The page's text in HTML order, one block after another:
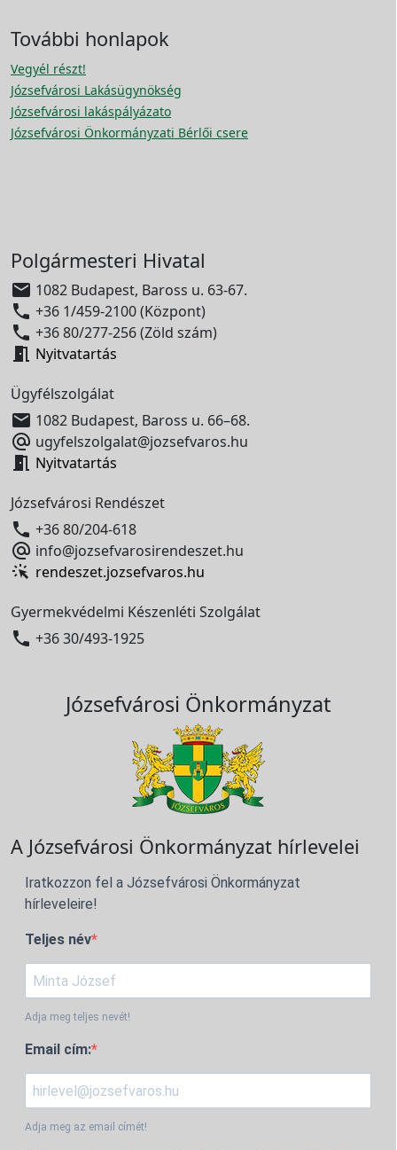
További honlapok
Vegyél részt!
Józsefvárosi Lakásügynökség
Józsefvárosi lakáspályázato
Józsefvárosi Önkormányzati Bérlői csere
Polgármesteri Hivatal
 1082 Budapest, Baross u. 63-67.
 +36 1/459-2100 (Központ)
 +36 80/277-256 (Zöld szám)
 Nyitvatartás
Ügyfélszolgálat
 1082 Budapest, Baross u. 66–68.
 ugyfelszolgalat@jozsefvaros.hu
 Nyitvatartás
Józsefvárosi Rendészet
 +36 80/204-618
 info@jozsefvarosirendeszet.hu
rendeszet.jozsefvaros.hu
Gyermekvédelmi Készenléti Szolgálat
 +36 30/493-1925
Józsefvárosi Önkormányzat
A Józsefvárosi Önkormányzat hírlevelei
Iratkozzon fel a Józsefvárosi Önkormányzat
hírleveleire!
Teljes név
Adja meg teljes nevét!
Email cím:
Adja meg az email címét!